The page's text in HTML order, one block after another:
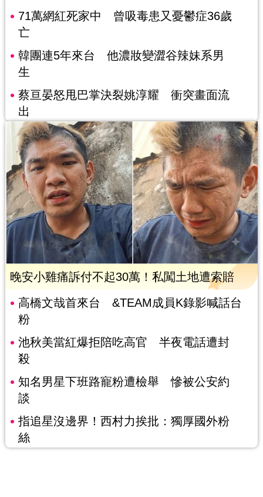
71萬網紅死家中 曾吸毒患又憂鬱症36歲
亡
韓團連5年來台 他濃妝變澀谷辣妹系男
生
蔡亘晏怒甩巴掌決裂姚淳耀 衝突畫面流
出
晚安小雞痛訴付不起30萬！私闖土地遭索賠
高橋文哉首來台 &TEAM成員K錄影喊話台
粉
池秋美當紅爆拒陪吃高官 半夜電話遭封
殺
知名男星下班路寵粉遭檢舉 慘被公安約
談
指追星沒邊界！西村力挨批：獨厚國外粉
絲